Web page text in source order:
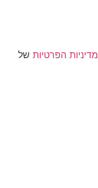
מדיניות הפרטיות של